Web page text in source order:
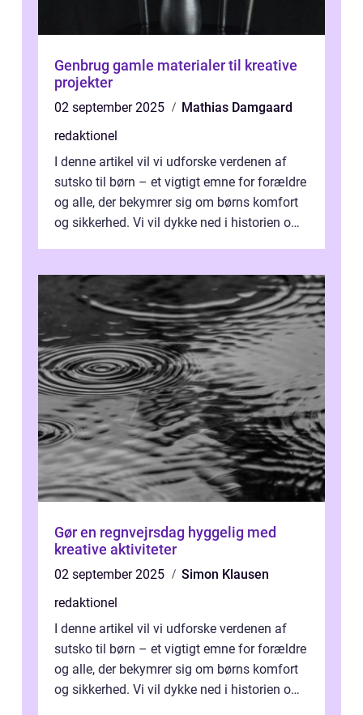
Genbrug gamle materialer til kreative
projekter
02 september 2025
Mathias Damgaard
redaktionel
I denne artikel vil vi udforske verdenen af
sutsko til børn – et vigtigt emne for forældre
og alle, der bekymrer sig om børns komfort
og sikkerhed. Vi vil dykke ned i historien om,
Gør en regnvejrsdag hyggelig med
kreative aktiviteter
02 september 2025
Simon Klausen
redaktionel
I denne artikel vil vi udforske verdenen af
sutsko til børn – et vigtigt emne for forældre
og alle, der bekymrer sig om børns komfort
og sikkerhed. Vi vil dykke ned i historien om,